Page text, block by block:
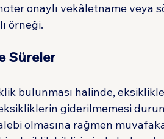
onaylı vekâletname veya
örneği.
Süreler
bulunması halinde,
giderilmemesi
olmasına rağmen